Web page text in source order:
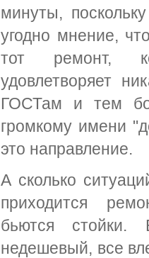
минуты,
угодно мнение,
тот ремонт,
удовлетворяет
ГОСТам и тем
громкому имени
это направление.
А сколько
приходится
бьются стойки.
недешевый, все